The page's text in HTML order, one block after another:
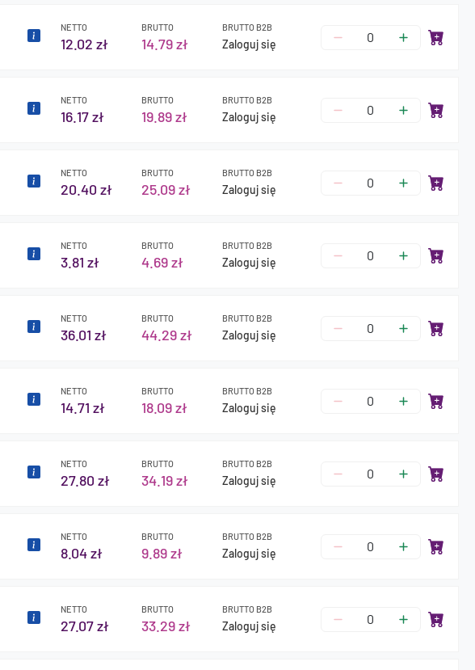
NETTO
12.02 zł
BRUTTO
14.79 zł
BRUTTO B2B
Zaloguj się
NETTO
16.17 zł
BRUTTO
19.89 zł
BRUTTO B2B
Zaloguj się
NETTO
20.40 zł
BRUTTO
25.09 zł
BRUTTO B2B
Zaloguj się
NETTO
3.81 zł
BRUTTO
4.69 zł
BRUTTO B2B
Zaloguj się
NETTO
36.01 zł
BRUTTO
44.29 zł
BRUTTO B2B
Zaloguj się
NETTO
14.71 zł
BRUTTO
18.09 zł
BRUTTO B2B
Zaloguj się
NETTO
27.80 zł
BRUTTO
34.19 zł
BRUTTO B2B
Zaloguj się
NETTO
8.04 zł
BRUTTO
9.89 zł
BRUTTO B2B
Zaloguj się
NETTO
27.07 zł
BRUTTO
33.29 zł
BRUTTO B2B
Zaloguj się